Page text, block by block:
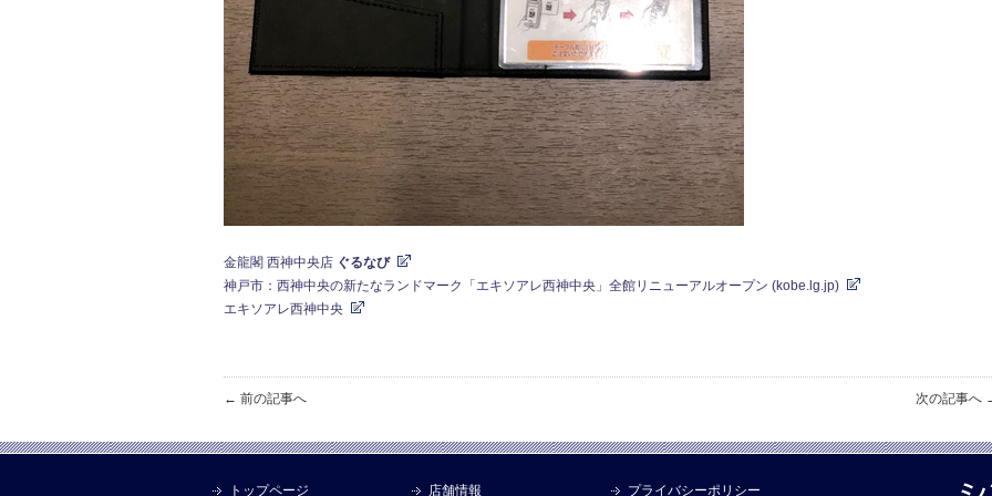
金龍閣 西神中央店 ぐるなび
神戸市：西神中央の新たなランドマーク「エキソアレ西神中央」全館リニューアルオープン (kobe.lg.jp)
エキソアレ西神中央
← 前の記事へ 次の記事へ
トップページ 店舗情報 プライバシーポリシー